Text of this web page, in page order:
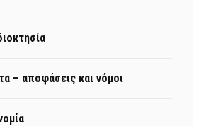
– αποφάσεις και νόμοι